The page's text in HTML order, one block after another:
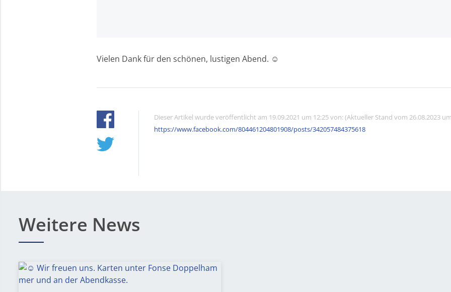
Vielen Dank für den schönen, lustigen Abend. ☺️
Dieser Artikel wurde veröffentlicht am 19.09.2021 um 12:25 von: (Aktueller Stand vom 26.08.2023
https://www.facebook.com/804461204801908/posts/342057484375618
Weitere News